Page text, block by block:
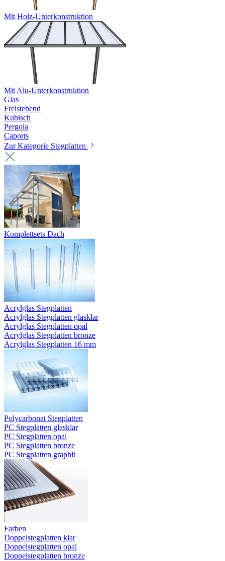
Mit Holz-Unterkonstruktion
Mit Alu-Unterkonstruktion
Glas
Freistehend
Kubisch
Pergola
Caports
Zur Kategorie Stegplatten
Komplettsets Dach
Acrylglas Stegplatten
Acrylglas Stegplatten glasklar
Acrylglas Stegplatten opal
Acrylglas Stegplatten bronze
Acrylglas Stegplatten 16 mm
Polycarbonat Stegplatten
PC Stegplatten glasklar
PC Stegplatten opal
PC Stegplatten bronze
PC Stegplatten graphit
Farben
Doppelstegplatten klar
Doppelstegplatten opal
Doppelstegplatten bronze